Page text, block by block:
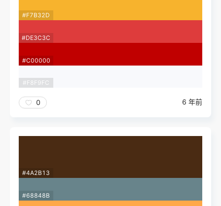
#F7B32D
#DE3C3C
#C00000
#F8F9FC
0 6 年前
#4A2B13
#68848B